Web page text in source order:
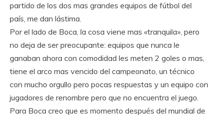
partido de los dos mas grandes equipos de fútbol del
país, me dan lástima.
Por el lado de Boca, la cosa viene mas «tranquila», pero
no deja de ser preocupante: equipos que nunca le
ganaban ahora con comodidad les meten 2 goles o mas,
tiene el arco mas vencido del campeonato, un técnico
con mucho orgullo pero pocas respuestas y un equipo con
jugadores de renombre pero que no encuentra el juego.
Para Boca creo que es momento después del mundial de